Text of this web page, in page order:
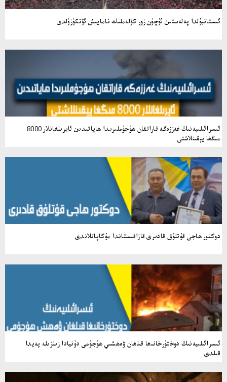
ئىستانبۇلدا پەلەستىن ئۈچۈن زور كۆلەملىك نامايىش ئۆتكۈزۈلدى
ئىسرائىلىيەنىڭ غەززەگە قاراتقان ھۇجۇملىرىدا ھاياتىدىن ئايرىلغانلار 8000
مىڭغا يېقىنلاشتى
دوكتور ھاجى قۇتلۇق قادىرى قازاقىستاندا مۇكاپاتلاندى
ئىسرائىلىيەنىڭ دوختۇرخانىغا قىلغان ۋەھشىي ھۇجۇمى دۇنيادا زىلزىلە پەيدا
قىلدى